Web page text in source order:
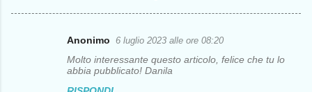
Anonimo 6 luglio 2023 alle ore 08:20
Molto interessante questo articolo, felice che tu lo
abbia pubblicato! Danila